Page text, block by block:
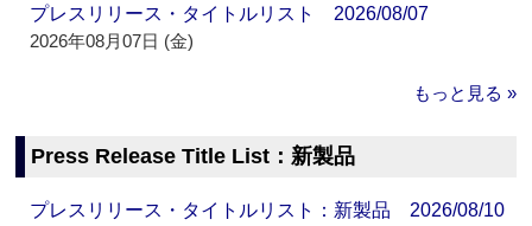
プレスリリース・タイトルリスト 2026/08/07
2026年08月07日 (金)
もっと見る »
Press Release Title List：新製品
プレスリリース・タイトルリスト：新製品 2026/08/10